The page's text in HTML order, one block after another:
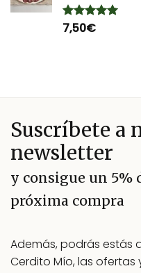
Valorado
con
7,50€
Suscríbete a
newsletter
y consigue un 5%
próxima compra
Además, podrás estás
Cerdito Mío, las ofertas